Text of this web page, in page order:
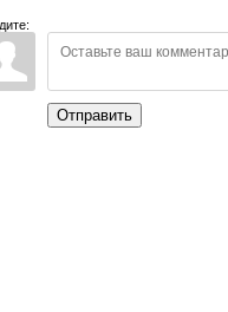
Отправить